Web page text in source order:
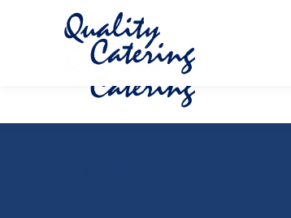
0546 570 698